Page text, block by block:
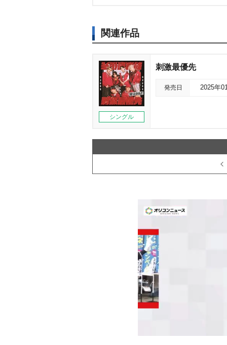
関連作品
シングル
刺激最優先
発売日 2025年